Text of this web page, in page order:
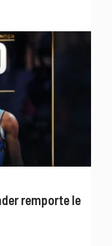
remporte le